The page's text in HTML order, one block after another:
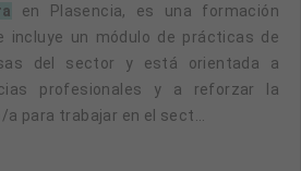
en Plasencia, es una formación
incluye un módulo de prácticas de
del sector y está orientada a
profesionales y a reforzar la
para trabajar en el sect...